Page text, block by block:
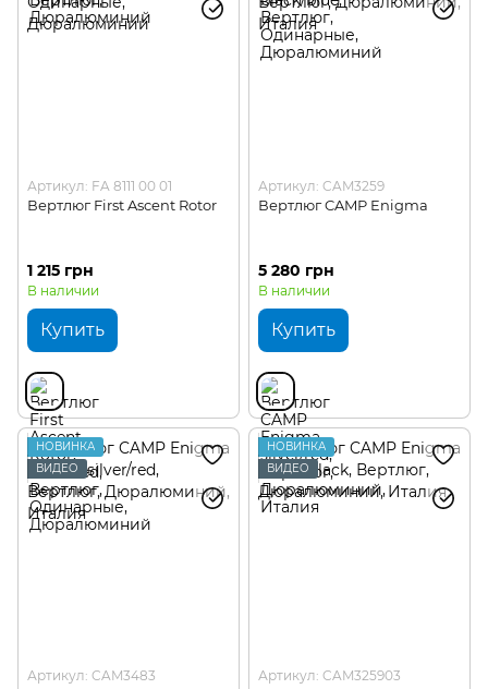
Артикул: FA 8111 00 01
Вертлюг First Ascent Rotor
1 215 грн
В наличии
Купить
Артикул: CAM3259
Вертлюг CAMP Enigma
5 280 грн
В наличии
Купить
НОВИНКА
ВИДЕО
Артикул: CAM3483
НОВИНКА
ВИДЕО
Артикул: CAM325903